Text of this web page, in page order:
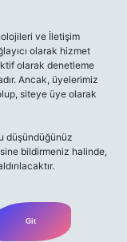
ve İletişim
olarak hizmet
olarak denetleme
Ancak, üyelerimiz
siteye üye olarak
düşündüğünüz
bildirmeniz halinde,